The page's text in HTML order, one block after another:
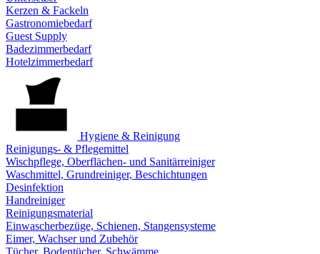
Kerzen & Fackeln
Gastronomiebedarf
Guest Supply
Badezimmerbedarf
Hotelzimmerbedarf
Hygiene & Reinigung
Reinigungs- & Pflegemittel
Wischpflege, Oberflächen- und Sanitärreiniger
Waschmittel, Grundreiniger, Beschichtungen
Desinfektion
Handreiniger
Reinigungsmaterial
Einwascherbezüge, Schienen, Stangensysteme
Eimer, Wachser und Zubehör